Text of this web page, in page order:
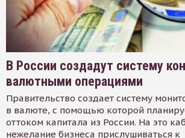
В России создадут систему
валютными операциями
Правительство создает систему
в валюте, с помощью которой
оттоком капитала из России. На это
нежелание бизнеса прислушиваться к